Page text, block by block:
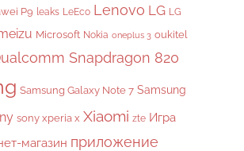
P9 leaks LeEco Lenovo LG LG
Microsoft Nokia oneplus 3 oukitel
Snapdragon 820
Samsung Galaxy Note 7 Samsung
sony xperia x Xiaomi zte Игра
магазин приложение